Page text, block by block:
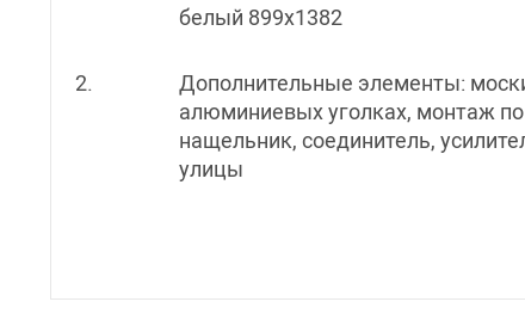
белый 899x1382
2.
Дополнительные элементы:
алюминиевых уголках, монтаж
нащельник, соединитель,
улицы